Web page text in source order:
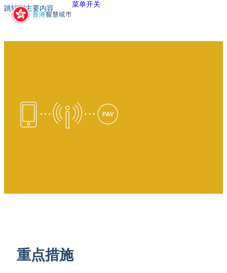
跳转到主要内容 菜单开关
重点措施